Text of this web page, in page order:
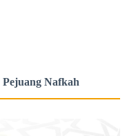
Pejuang Nafkah